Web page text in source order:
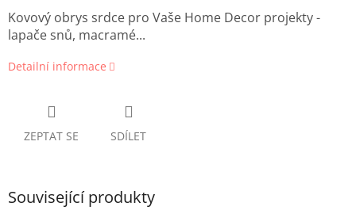
Kovový obrys srdce pro Vaše Home Decor projekty -
lapače snů, macramé...
Detailní informace
ZEPTAT SE SDÍLET
Související produkty